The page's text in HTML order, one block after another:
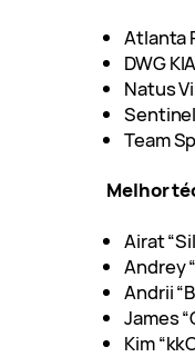
Atlanta
DWG
Natus
Team
Melhor
Airat
Andrey
Andrii
James
Kim